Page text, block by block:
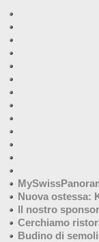
Nuova ostessa:
Il nostro
Cerchiamo
Budino di